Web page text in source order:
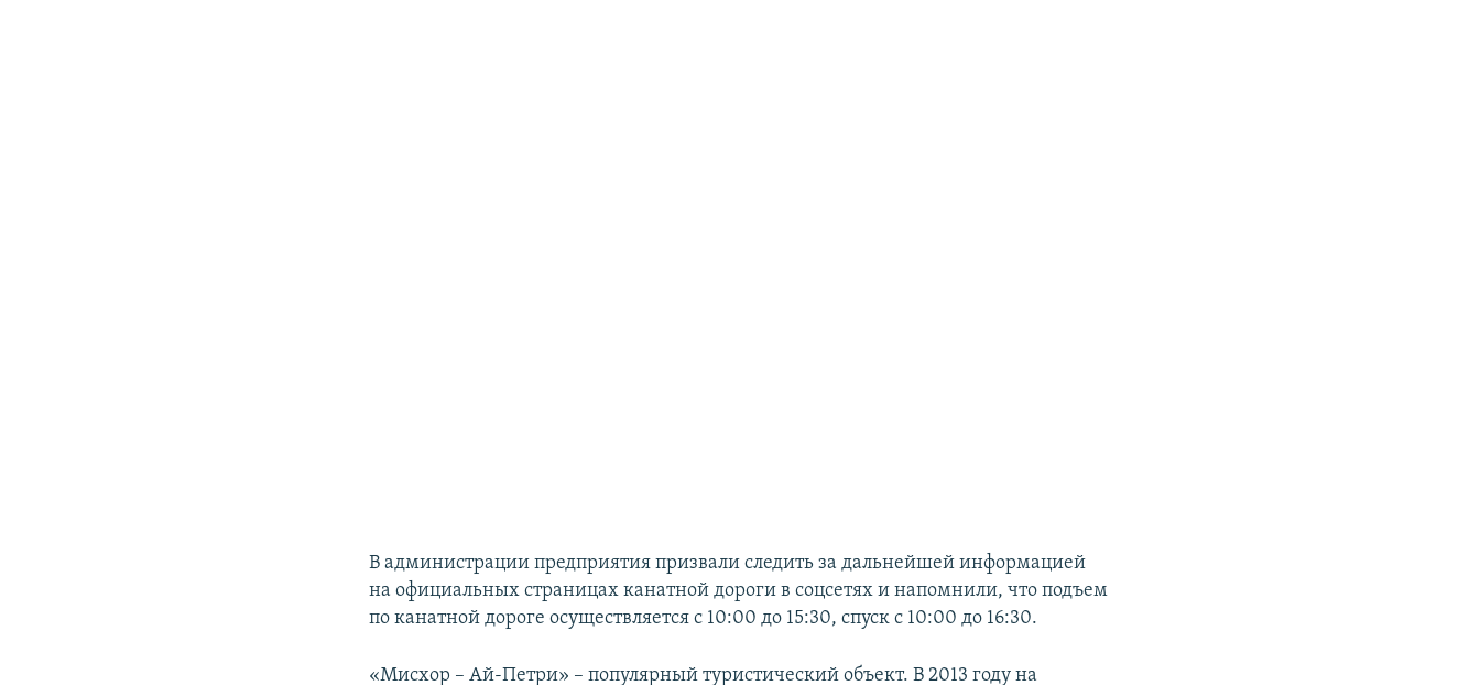
В администрации предприятия призвали следить за дальнейшей информацией
на официальных страницах канатной дороги в соцсетях и напомнили, что подъем
по канатной дороге осуществляется с 10:00 до 15:30, спуск с 10:00 до 16:30.
«Мисхор – Ай-Петри» – популярный туристический объект. В 2013 году на